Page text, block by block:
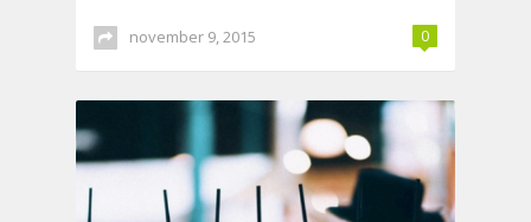
november 9, 2015 0